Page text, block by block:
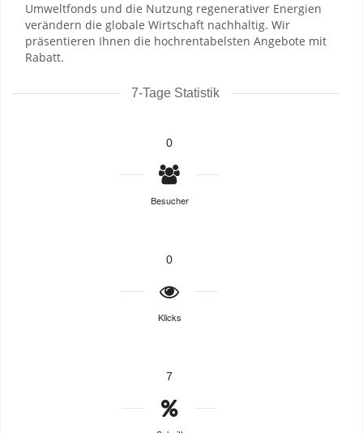
Umweltfonds und die Nutzung regenerativer Energien
verändern die globale Wirtschaft nachhaltig. Wir
präsentieren Ihnen die hochrentabelsten Angebote mit
Rabatt.
7-Tage Statistik
0
Besucher
0
Klicks
7